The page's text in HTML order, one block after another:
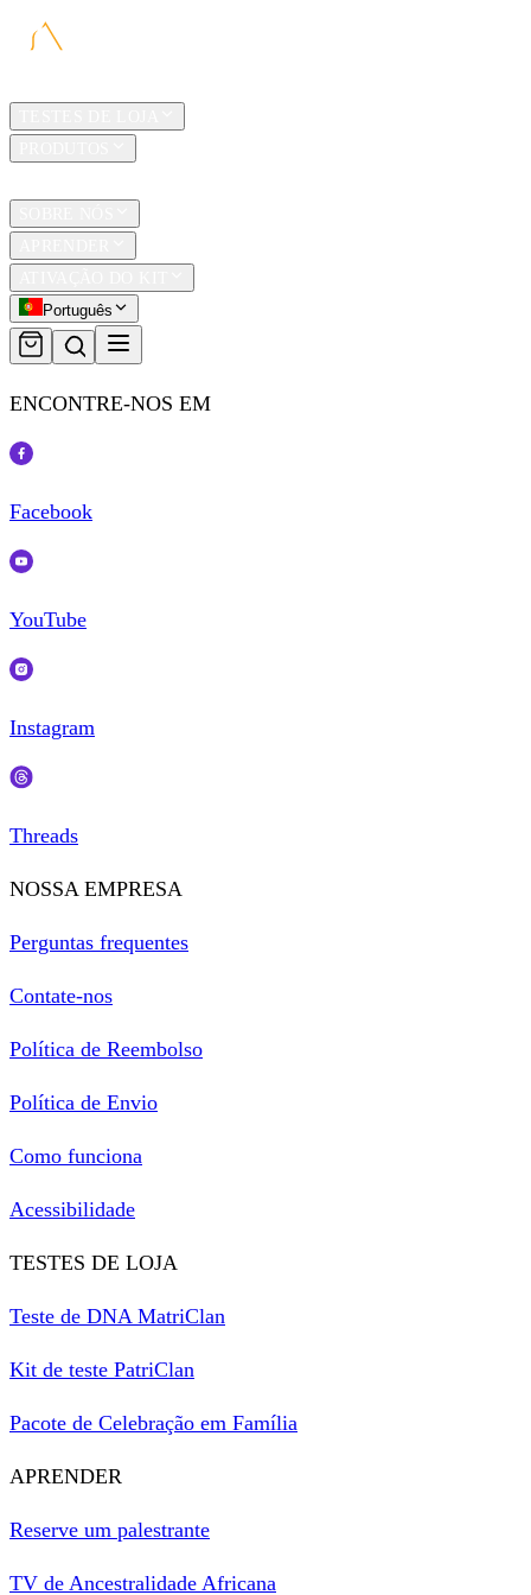
Português
ENCONTRE-NOS EM
Facebook
YouTube
Instagram
Threads
NOSSA EMPRESA
Perguntas frequentes
Contate-nos
Política de Reembolso
Política de Envio
Como funciona
Acessibilidade
TESTES DE LOJA
Teste de DNA MatriClan
Kit de teste PatriClan
Pacote de Celebração em Família
APRENDER
Reserve um palestrante
TV de Ancestralidade Africana